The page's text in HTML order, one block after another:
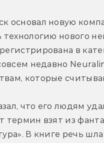
основал новую
технологию нового
в
недавно
которые
что его людям
термин взят из
В книге речь